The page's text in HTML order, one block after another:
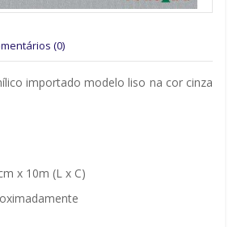
(0)
importado modelo liso na cor cinza
x 10m (L x C)